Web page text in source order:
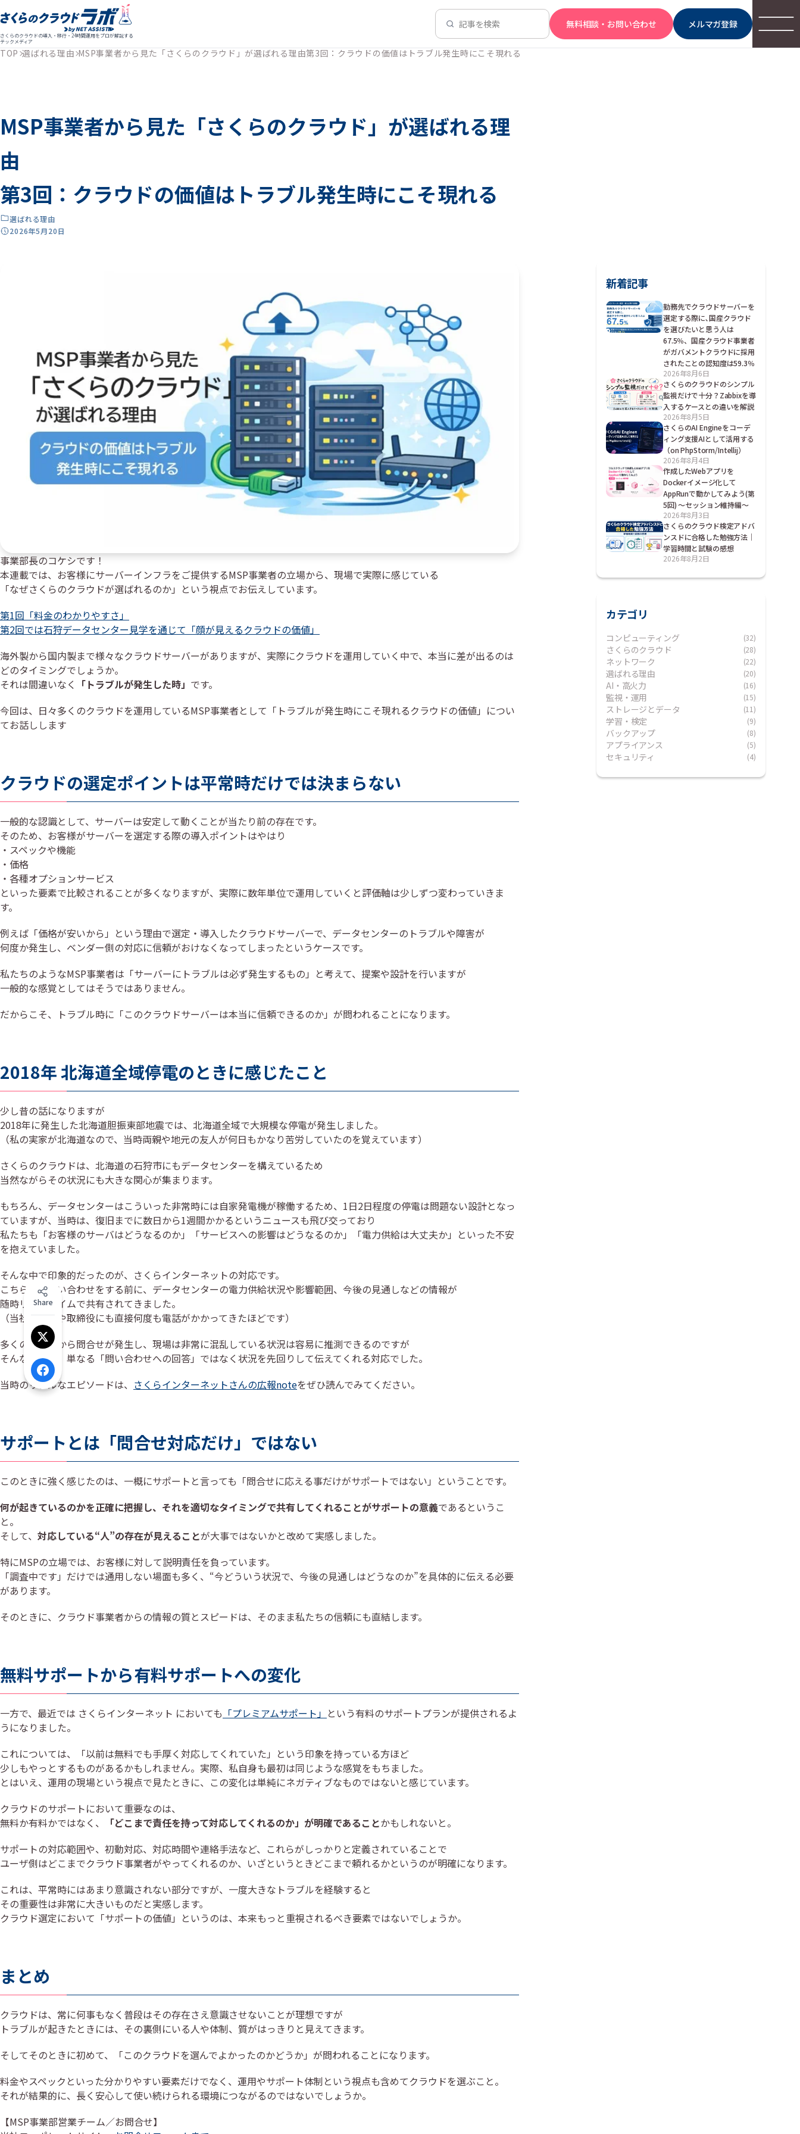
さくらのクラウドの導入・移行・24時間運用をプロが解説する
テックメディア
記事を検索 無料相談・お問い合わせ メルマガ登録
TOP 選ばれる理由 MSP事業者から見た「さくらのクラウド」が選ばれる理由第3回：クラウドの価値はトラブル発生時にこそ現れる
MSP事業者から見た「さくらのクラウド」が選ばれる理
由
第3回：クラウドの価値はトラブル発生時にこそ現れる
選ばれる理由
2026年5月20日
事業部長のコケシです！
本連載では、お客様にサーバーインフラをご提供するMSP事業者の立場から、現場で実際に感じている
「なぜさくらのクラウドが選ばれるのか」という視点でお伝えしています。
第1回「料金のわかりやすさ」
第2回では石狩データセンター見学を通じて「顔が見えるクラウドの価値」
海外製から国内製まで様々なクラウドサーバーがありますが、実際にクラウドを運用していく中で、本当に差が出るのは
どのタイミングでしょうか。
それは間違いなく
「トラブルが発生した時」 です。
今回は、日々多くのクラウドを運用しているMSP事業者として「トラブルが発生時にこそ現れるクラウドの価値」につい
てお話しします
クラウドの選定ポイントは平常時だけでは決まらない
一般的な認識として、サーバーは安定して動くことが当たり前の存在です。
そのため、お客様がサーバーを選定する際の導入ポイントはやはり
・スペックや機能
・価格
・各種オプションサービス
といった要素で比較されることが多くなりますが、実際に数年単位で運用していくと評価軸は少しずつ変わっていきま
す。
例えば「価格が安いから」という理由で選定・導入したクラウドサーバーで、データセンターのトラブルや障害が
何度か発生し、ベンダー側の対応に信頼がおけなくなってしまったというケースです。
私たちのようなMSP事業者は「サーバーにトラブルは必ず発生するもの」と考えて、提案や設計を行いますが
一般的な感覚としてはそうではありません。
だからこそ、トラブル時に「このクラウドサーバーは本当に信頼できるのか」が問われることになります。
2018年 北海道全域停電のときに感じたこと
少し昔の話になりますが
2018年に発生した北海道胆振東部地震では、北海道全域で大規模な停電が発生しました。
（私の実家が北海道なので、当時両親や地元の友人が何日もかなり苦労していたのを覚えています）
さくらのクラウドは、北海道の石狩市にもデータセンターを構えているため
当然ながらその状況にも大きな関心が集まります。
もちろん、データセンターはこういった非常時には自家発電機が稼働するため、1日2日程度の停電は問題ない設計となっ
ていますが、当時は、復旧までに数日から1週間かかるというニュースも飛び交っており
私たちも「お客様のサーバはどうなるのか」「サービスへの影響はどうなるのか」「電力供給は大丈夫か」といった不安
を抱えていました。
そんな中で印象的だったのが、さくらインターネットの対応です。
こちらから問い合わせをする前に、データセンターの電力供給状況や影響範囲、今後の見通しなどの情報が
随時リアルタイムで共有されてきました。
（当社の代表や取締役にも直接何度も電話がかかってきたほどです）
多くのユーザから問合せが発生し、現場は非常に混乱している状況は容易に推測できるのですが
そんな中でも、単なる「問い合わせへの回答」ではなく状況を先回りして伝えてくれる対応でした。
当時のリアルなエピソードは、 さくらインターネットさんの広報noteをぜひ読んでみてください。
サポートとは「問合せ対応だけ」ではない
このときに強く感じたのは、一概にサポートと言っても「問合せに応える事だけがサポートではない」ということです。
何が起きているのかを正確に把握し、それを適切なタイミングで共有してくれることがサポートの意義であるというこ
と。
そして、 対応している“人”の存在が見えることが大事ではないかと改めて実感しました。
特にMSPの立場では、お客様に対して説明責任を負っています。
「調査中です」だけでは通用しない場面も多く、“今どういう状況で、今後の見通しはどうなのか”を具体的に伝える必要
があります。
そのときに、クラウド事業者からの情報の質とスピードは、そのまま私たちの信頼にも直結します。
無料サポートから有料サポートへの変化
一方で、最近では さくらインターネット においても 「プレミアムサポート」 という有料のサポートプランが提供されるよ
うになりました。
これについては、「以前は無料でも手厚く対応してくれていた」という印象を持っている方ほど
少しもやっとするものがあるかもしれません。実際、私自身も最初は同じような感覚をもちました。
とはいえ、運用の現場という視点で見たときに、この変化は単純にネガティブなものではないと感じています。
クラウドのサポートにおいて重要なのは、
無料か有料かではなく、
「どこまで責任を持って対応してくれるのか」が明確であることかもしれないと。
サポートの対応範囲や、初動対応、対応時間や連絡手法など、これらがしっかりと定義されていることで
ユーザ側はどこまでクラウド事業者がやってくれるのか、いざというときどこまで頼れるかというのが明確になります。
これは、平常時にはあまり意識されない部分ですが、一度大きなトラブルを経験すると
その重要性は非常に大きいものだと実感します。
クラウド選定において「サポートの価値」というのは、本来もっと重視されるべき要素ではないでしょうか。
まとめ
クラウドは、常に何事もなく普段はその存在さえ意識させないことが理想ですが
トラブルが起きたときには、その裏側にいる人や体制、質がはっきりと見えてきます。
そしてそのときに初めて、「このクラウドを選んでよかったのかどうか」が問われることになります。
料金やスペックといった分かりやすい要素だけでなく、運用やサポート体制という視点も含めてクラウドを選ぶこと。
それが結果的に、長く安心して使い続けられる環境につながるのではないでしょうか。
【MSP事業部営業チーム／お問合せ】
新着記事
勤務先でクラウドサーバーを
選定する際に､国産クラウド
を選びたいと思う人は
67.5％、国産クラウド事業者
がガバメントクラウドに採用
されたことの認知度は59.3％
2026年8月6日
さくらのクラウドのシンプル
監視だけで十分？Zabbixを導
入するケースとの違いを解説
2026年8月5日
さくらのAI Engineをコーデ
ィング支援AIとして活用する
（on PhpStorm/Intellij）
2026年8月4日
作成したWebアプリを
Dockerイメージ化して
AppRunで動かしてみよう(第
5回) ～セッション維持編～
2026年8月3日
さくらのクラウド検定アドバ
ンスドに合格した勉強方法｜
学習時間と試験の感想
2026年8月2日
カテゴリ
コンピューティング (32)
さくらのクラウド (28)
ネットワーク (22)
選ばれる理由 (20)
AI・高火力 (16)
監視・運用 (15)
ストレージとデータ (11)
学習・検定 (9)
バックアップ (8)
アプライアンス (5)
セキュリティ (4)
Share
Xでシェア
Facebookでシェア